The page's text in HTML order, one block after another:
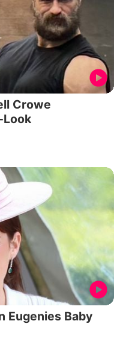
Crowe
Eugenies Baby